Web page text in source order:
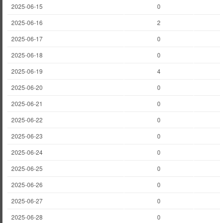
2025-06-15
0
2025-06-16
2
2025-06-17
0
2025-06-18
0
2025-06-19
4
2025-06-20
0
2025-06-21
0
2025-06-22
0
2025-06-23
0
2025-06-24
0
2025-06-25
0
2025-06-26
0
2025-06-27
0
2025-06-28
0